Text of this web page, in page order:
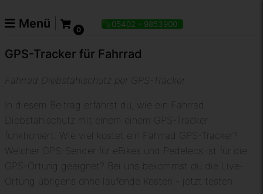
Menü 
0
05402 - 9853900
GPS-Tracker für Fahrrad
Fahrrad Diebstahlschutz per GPS-Tracker
In diesem Beitrag erfährst du, wie ein Fahrrad
Diebstahlschutz mit einem einem GPS-Tracker
funktioniert. Wie viel kostet ein Fahrrad GPS-Tracker?
Welcher GPS-Sender für eBikes und Pedelecs ist für die
GPS-Ortung geeignet? Bei uns bekommst du die Live-
Ortung übrigens ohne laufende Kosten - jetzt testen.